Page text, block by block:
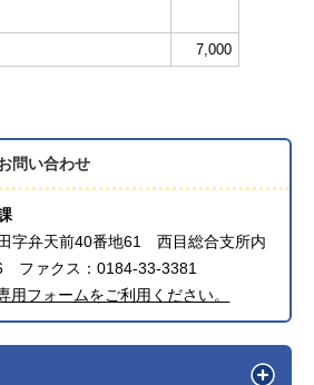
7,000
問い合わせ
字弁天前40番地61 西目総合支所内
ファクス：0184-33-3381
用フォームをご利用ください。